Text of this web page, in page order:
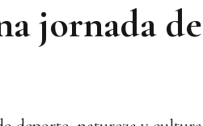
jornada de